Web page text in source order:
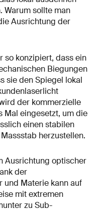
Warum sollte man
Ausrichtung der
so konzipiert, dass ein
Biegungen
sie den Spiegel lokal
der kommerzielle
Mal eingesetzt, um die
einen stabilen
herzustellen.
Ausrichtung optischer
der
und Materie kann auf
mit extremen
zu Sub-